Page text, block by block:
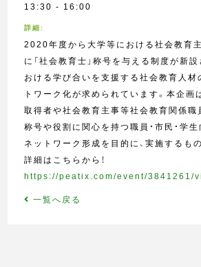
13:30 - 16:00
詳細:
2020年度から大学等における社会教育
に「社会教育士」称号を与える制度が新設
おける学び合いを支援する社会教育人材
トワーク化が求められています。本企画
取得者や社会教育主事等社会教育関係職
称号や役割に関心を持つ職員・市民・学
ネットワーク形成を目的に、実施するもの
詳細はこちらから！
https://peatix.com/event/3841261/
一覧へ戻る